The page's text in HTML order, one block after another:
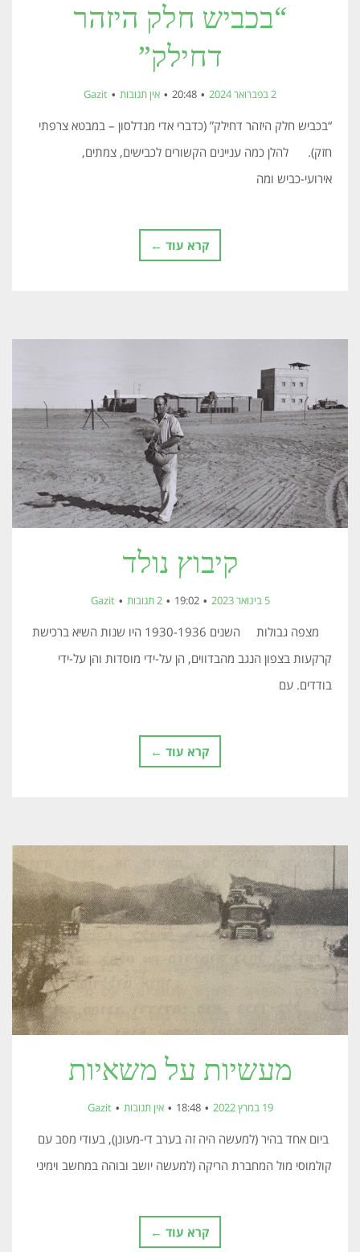
“בכביש חלק היזהר
דחילק”
2 בפברואר 2024 20:48 אין תגובות Gazit
“בכביש חלק היזהר דחילק” (כדברי אדי מנדלסון – במבטא צרפתי
חזק). להלן כמה עניינים הקשורים לכבישים, צמתים,
אירועי-כביש ומה
קרא עוד ←
קיבוץ נולד
5 בינואר 2023 19:02 2 תגובות Gazit
מצפה גבולות השנים 1930-1936 היו שנות השיא ברכישת
קרקעות בצפון הנגב מהבדווים, הן על-ידי מוסדות והן על-ידי
בודדים. עם
קרא עוד ←
מעשיות על משאיות
19 במרץ 2022 18:48 אין תגובות Gazit
ביום אחד בהיר (למעשה היה זה בערב די-מעונן), בעודי מסב עם
קולמוסי מול המחברת הריקה (למעשה יושב ובוהה במחשב וימיני
קרא עוד ←